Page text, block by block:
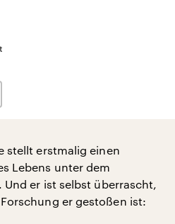
stellt erstmalig einen
Lebens unter dem
er ist selbst überrascht,
er gestoßen ist: